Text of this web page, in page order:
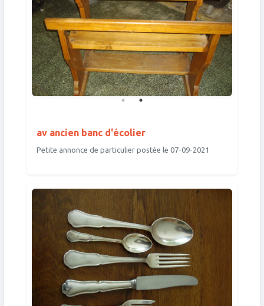
av ancien banc d'écolier
Petite annonce de particulier postée le 07-09-2021